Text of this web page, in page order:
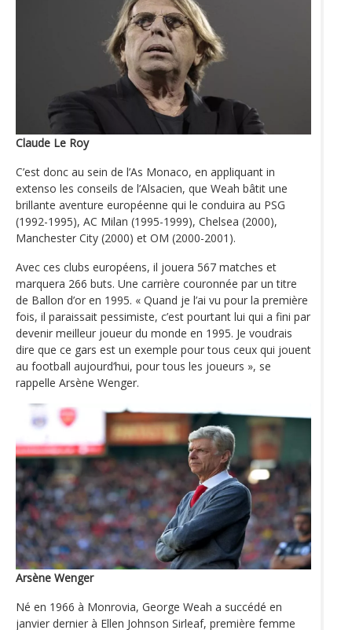
Claude Le Roy
C’est donc au sein de l’As Monaco, en appliquant in
extenso les conseils de l’Alsacien, que Weah bâtit une
brillante aventure européenne qui le conduira au PSG
(1992-1995), AC Milan (1995-1999), Chelsea (2000),
Manchester City (2000) et OM (2000-2001).
Avec ces clubs européens, il jouera 567 matches et
marquera 266 buts. Une carrière couronnée par un titre
de Ballon d’or en 1995. « Quand je l’ai vu pour la première
fois, il paraissait pessimiste, c’est pourtant lui qui a fini par
devenir meilleur joueur du monde en 1995. Je voudrais
dire que ce gars est un exemple pour tous ceux qui jouent
au football aujourd’hui, pour tous les joueurs », se
rappelle Arsène Wenger.
Arsène Wenger
Né en 1966 à Monrovia, George Weah a succédé en
janvier dernier à Ellen Johnson Sirleaf, première femme